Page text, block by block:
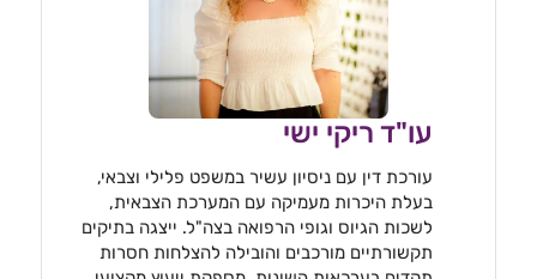
עו"ד ריקי ישי
עורכת דין עם ניסיון עשיר במשפט פלילי וצבאי,
בעלת היכרות מעמיקה עם המערכת הצבאית,
לשכות הגיוס וגופי הרפואה בצה"ל. ייצגה בתיקים
תקשורתיים מורכבים והובילה להצלחות חסרות